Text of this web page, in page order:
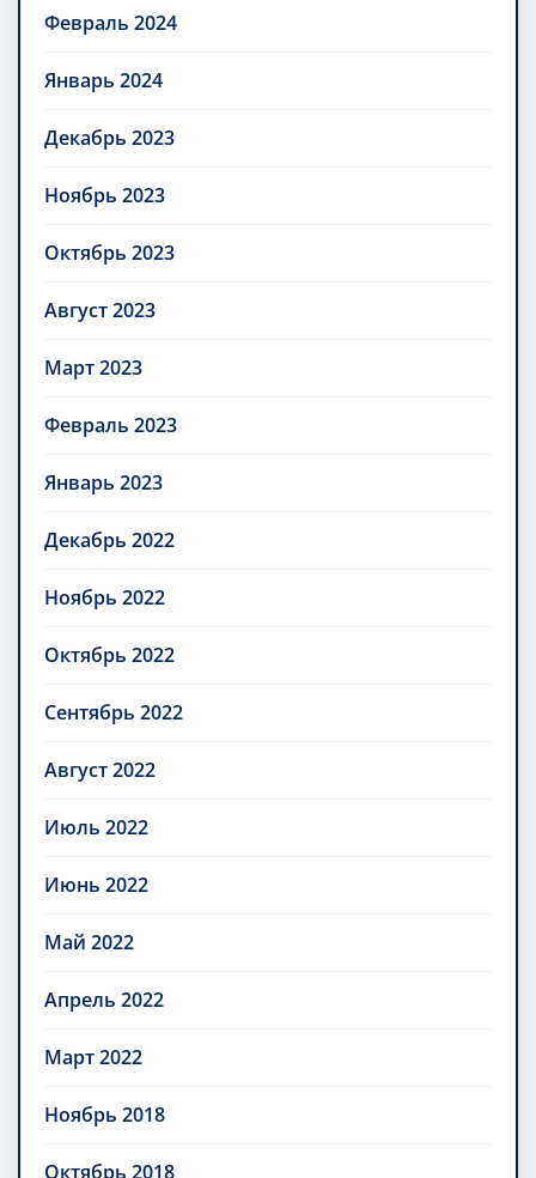
Февраль 2024
Январь 2024
Декабрь 2023
Ноябрь 2023
Октябрь 2023
Август 2023
Март 2023
Февраль 2023
Январь 2023
Декабрь 2022
Ноябрь 2022
Октябрь 2022
Сентябрь 2022
Август 2022
Июль 2022
Июнь 2022
Май 2022
Апрель 2022
Март 2022
Ноябрь 2018
Октябрь 2018